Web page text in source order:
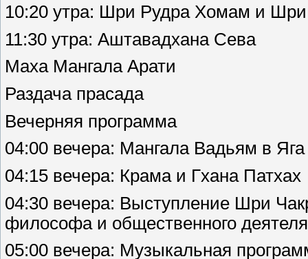
10:20 утра: Шри Рудра Хомам и
11:30 утра: Аштавадхана Сева
Маха Мангала Арати
Раздача прасада
Вечерняя программа
04:00 вечера: Мангала Вадьям в
04:15 вечера: Крама и Гхана Патхах
04:30 вечера: Выступление Шри
философа и общественного деятеля
05:00 вечера: Музыкальная